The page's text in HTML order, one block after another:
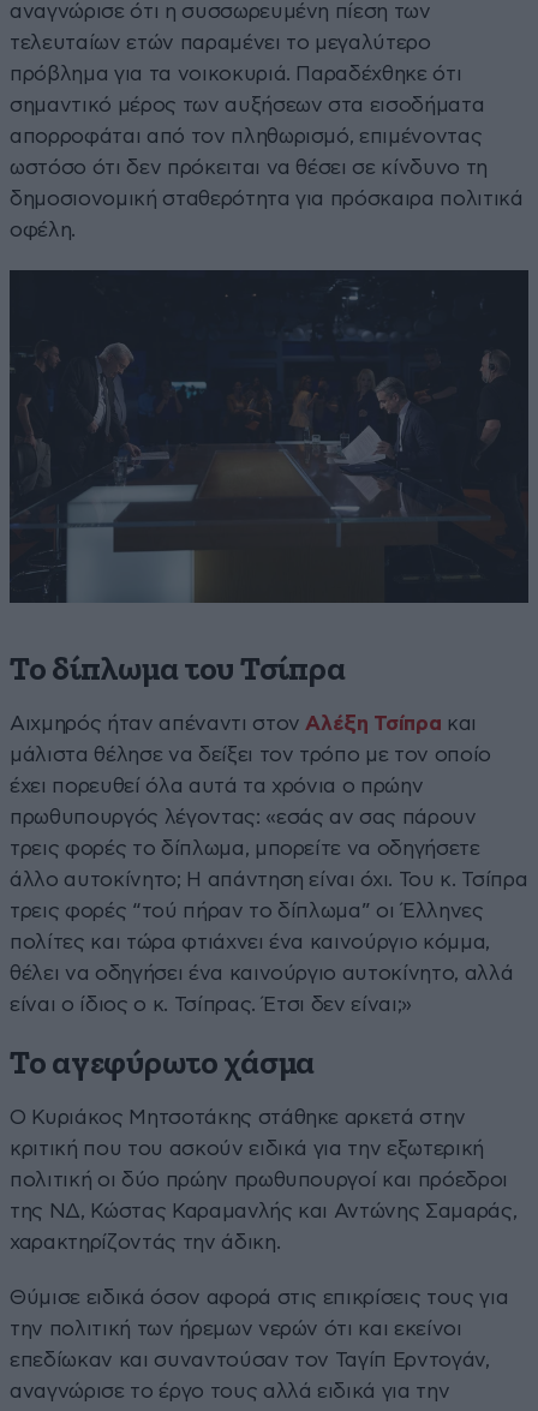
αναγνώρισε ότι η συσσωρευμένη πίεση των
τελευταίων ετών παραμένει το μεγαλύτερο
πρόβλημα για τα νοικοκυριά. Παραδέχθηκε ότι
σημαντικό μέρος των αυξήσεων στα εισοδήματα
απορροφάται από τον πληθωρισμό, επιμένοντας
ωστόσο ότι δεν πρόκειται να θέσει σε κίνδυνο τη
δημοσιονομική σταθερότητα για πρόσκαιρα πολιτικά
οφέλη.
Το δίπλωμα του Τσίπρα
Αιχμηρός ήταν απέναντι στον Αλέξη Τσίπρα και
μάλιστα θέλησε να δείξει τον τρόπο με τον οποίο
έχει πορευθεί όλα αυτά τα χρόνια ο πρώην
πρωθυπουργός λέγοντας: «εσάς αν σας πάρουν
τρεις φορές το δίπλωμα, μπορείτε να οδηγήσετε
άλλο αυτοκίνητο; Η απάντηση είναι όχι. Του κ. Τσίπρα
τρεις φορές “τού πήραν το δίπλωμα” οι Έλληνες
πολίτες και τώρα φτιάχνει ένα καινούργιο κόμμα,
θέλει να οδηγήσει ένα καινούργιο αυτοκίνητο, αλλά
είναι ο ίδιος ο κ. Τσίπρας. Έτσι δεν είναι;»
Το αγεφύρωτο χάσμα
Ο Κυριάκος Μητσοτάκης στάθηκε αρκετά στην
κριτική που του ασκούν ειδικά για την εξωτερική
πολιτική οι δύο πρώην πρωθυπουργοί και πρόεδροι
της ΝΔ, Κώστας Καραμανλής και Αντώνης Σαμαράς,
χαρακτηρίζοντάς την άδικη.
Θύμισε ειδικά όσον αφορά στις επικρίσεις τους για
την πολιτική των ήρεμων νερών ότι και εκείνοι
επεδίωκαν και συναντούσαν τον Ταγίπ Ερντογάν,
αναγνώρισε το έργο τους αλλά ειδικά για την